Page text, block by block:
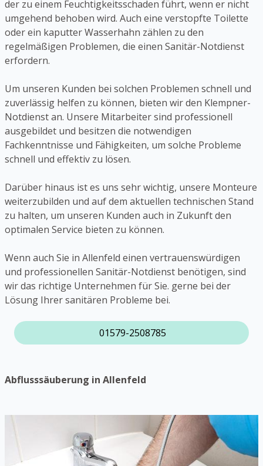
der zu einem Feuchtigkeitsschaden führt, wenn er nicht
umgehend behoben wird. Auch eine verstopfte Toilette
oder ein kaputter Wasserhahn zählen zu den
regelmäßigen Problemen, die einen Sanitär-Notdienst
erfordern.
Um unseren Kunden bei solchen Problemen schnell und
zuverlässig helfen zu können, bieten wir den Klempner-
Notdienst an. Unsere Mitarbeiter sind professionell
ausgebildet und besitzen die notwendigen
Fachkenntnisse und Fähigkeiten, um solche Probleme
schnell und effektiv zu lösen.
Darüber hinaus ist es uns sehr wichtig, unsere Monteure
weiterzubilden und auf dem aktuellen technischen Stand
zu halten, um unseren Kunden auch in Zukunft den
optimalen Service bieten zu können.
Wenn auch Sie in Allenfeld einen vertrauenswürdigen
und professionellen Sanitär-Notdienst benötigen, sind
wir das richtige Unternehmen für Sie. gerne bei der
Lösung Ihrer sanitären Probleme bei.
01579-2508785
Abflusssäuberung in Allenfeld